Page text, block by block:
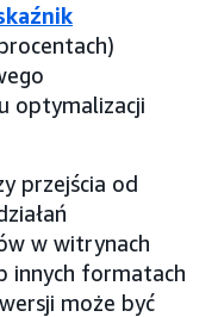
optymalizacji
przejścia od
w witrynach
innych formatach
może być